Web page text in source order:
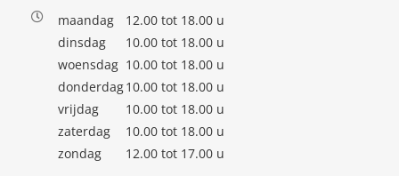
maandag
12.00 tot 18.00 u
dinsdag
10.00 tot 18.00 u
woensdag 10.00 tot 18.00 u
donderdag10.00 tot 18.00 u
vrijdag
10.00 tot 18.00 u
zaterdag
10.00 tot 18.00 u
zondag
12.00 tot 17.00 u